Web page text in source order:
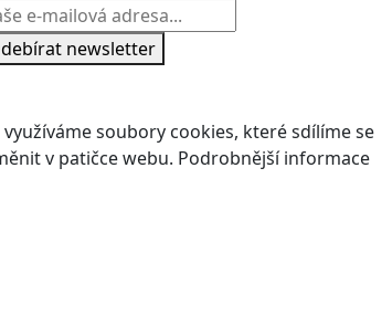
newsletter
soubory cookies, které sdílíme se
v patičce webu. Podrobnější informace